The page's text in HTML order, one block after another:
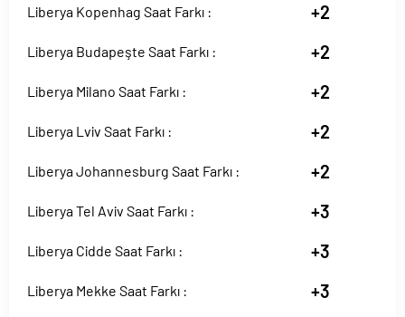
Liberya Kopenhag Saat Farkı : +2
Liberya Budapeşte Saat Farkı : +2
Liberya Milano Saat Farkı : +2
Liberya Lviv Saat Farkı : +2
Liberya Johannesburg Saat Farkı : +2
Liberya Tel Aviv Saat Farkı : +3
Liberya Cidde Saat Farkı : +3
Liberya Mekke Saat Farkı : +3